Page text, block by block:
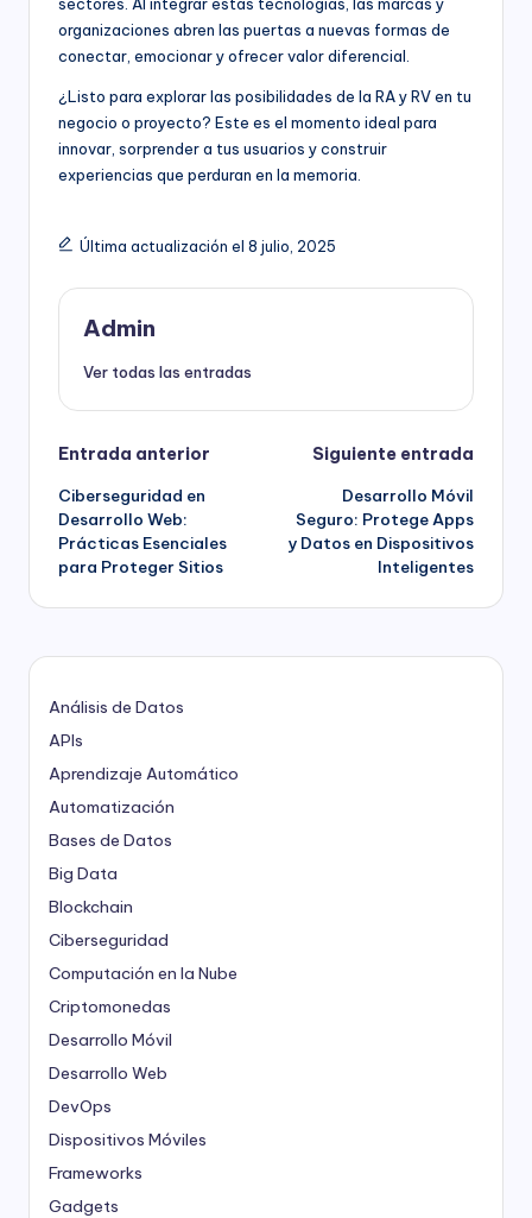
sectores. Al integrar estas tecnologías, las marcas y
organizaciones abren las puertas a nuevas formas de
conectar, emocionar y ofrecer valor diferencial.
¿Listo para explorar las posibilidades de la RA y RV en tu
negocio o proyecto? Este es el momento ideal para
innovar, sorprender a tus usuarios y construir
experiencias que perduran en la memoria.
Última actualización el 8 julio, 2025
Admin
Ver todas las entradas
Navegación
de
entradas
Entrada anterior
Ciberseguridad en
Desarrollo Web:
Prácticas Esenciales
para Proteger Sitios
Siguiente entrada
Desarrollo Móvil
Seguro: Protege Apps
y Datos en Dispositivos
Inteligentes
Análisis de Datos
APIs
Aprendizaje Automático
Automatización
Bases de Datos
Big Data
Blockchain
Ciberseguridad
Computación en la Nube
Criptomonedas
Desarrollo Móvil
Desarrollo Web
DevOps
Dispositivos Móviles
Frameworks
Gadgets